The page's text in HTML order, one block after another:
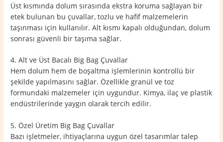
Üst kısmında dolum sırasında ekstra koruma sağlayan bir
etek bulunan bu çuvallar, tozlu ve hafif malzemelerin
taşınması için kullanılır. Alt kısmı kapalı olduğundan, dolum
sonrası güvenli bir taşıma sağlar.
4. Alt ve Üst Bacalı Big Bag Çuvallar
Hem dolum hem de boşaltma işlemlerinin kontrollü bir
şekilde yapılmasını sağlar. Özellikle granül ve toz
formundaki malzemeler için uygundur. Kimya, ilaç ve plastik
endüstrilerinde yaygın olarak tercih edilir.
5. Özel Üretim Big Bag Çuvallar
Bazı işletmeler, ihtiyaçlarına uygun özel tasarımlar talep